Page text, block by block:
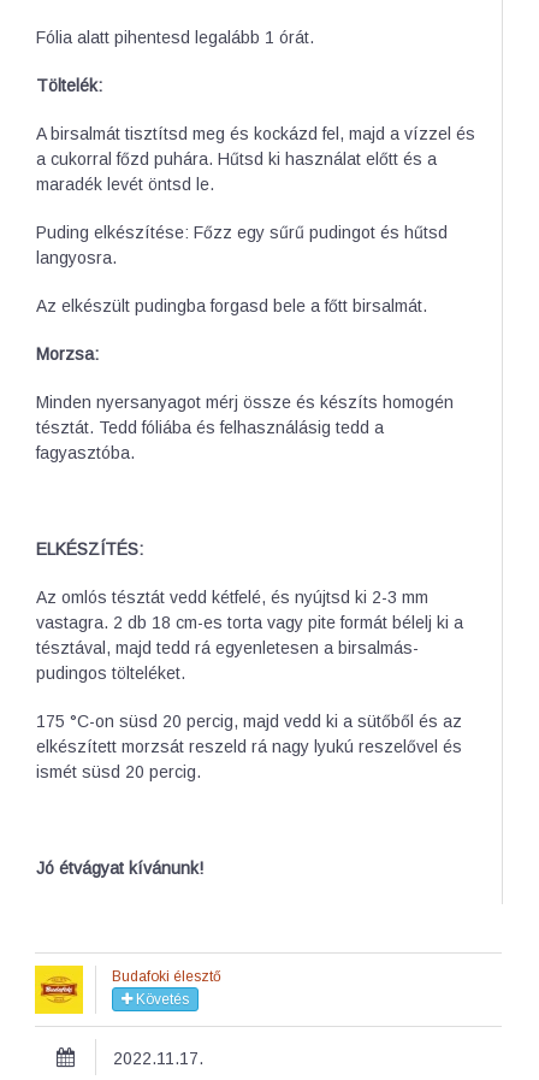
Fólia alatt pihentesd legalább 1 órát.
Töltelék:
A birsalmát tisztítsd meg és kockázd fel, majd a vízzel és
a cukorral főzd puhára. Hűtsd ki használat előtt és a
maradék levét öntsd le.
Puding elkészítése: Főzz egy sűrű pudingot és hűtsd
langyosra.
Az elkészült pudingba forgasd bele a főtt birsalmát.
Morzsa:
Minden nyersanyagot mérj össze és készíts homogén
tésztát. Tedd fóliába és felhasználásig tedd a
fagyasztóba.
ELKÉSZÍTÉS:
Az omlós tésztát vedd kétfelé, és nyújtsd ki 2-3 mm
vastagra. 2 db 18 cm-es torta vagy pite formát bélelj ki a
tésztával, majd tedd rá egyenletesen a birsalmás-
pudingos tölteléket.
175 °C-on süsd 20 percig, majd vedd ki a sütőből és az
elkészített morzsát reszeld rá nagy lyukú reszelővel és
ismét süsd 20 percig.
Jó étvágyat kívánunk!
Budafoki élesztő
Követés
2022.11.17.